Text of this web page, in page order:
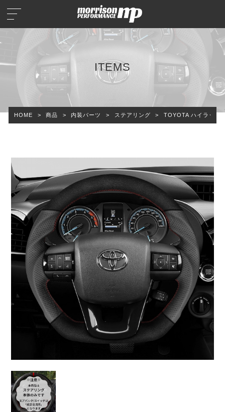
ITEMS
HOME > 商品 > 内装パーツ > ステアリング > TOYOTA ハイラック